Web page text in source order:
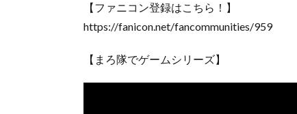
【ファニコン登録はこちら！】
https://fanicon.net/fancommunities/959
【まろ隊でゲームシリーズ】